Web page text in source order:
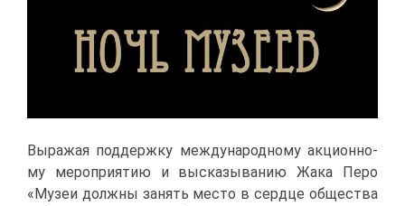
Вы­ра­жая под­держ­ку меж­ду­на­род­но­му ак­ци­он­но­
му ме­ро­при­я­тию и вы­ска­зы­ва­нию Жа­ка Пе­ро
«Му­зеи долж­ны за­нять ме­сто в серд­це об­ще­ства